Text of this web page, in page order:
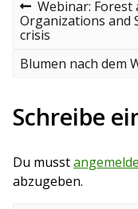
e
r
a
g
P
r
e
i
s
p
t
Webinar: Forest
Organizations and
crisis
N
t
p
t
Blumen nach dem
Schreibe
Du musst
abzugeben.